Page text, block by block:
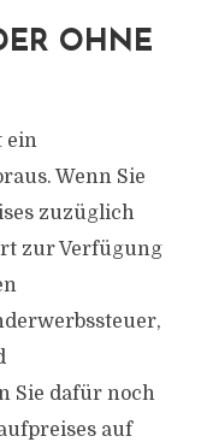
OHNE
ein
Wenn Sie
zuzüglich
zur Verfügung
Sie dafür noch
auf